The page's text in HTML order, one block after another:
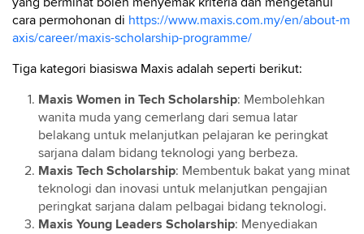
cara permohonan di https://www.maxis.com.my/en/about-m
axis/career/maxis-scholarship-programme/
Tiga kategori biasiswa Maxis adalah seperti berikut:
Maxis Women in Tech Scholarship: Membolehkan
wanita muda yang cemerlang dari semua latar
belakang untuk melanjutkan pelajaran ke peringkat
sarjana dalam bidang teknologi yang berbeza.
Maxis Tech Scholarship: Membentuk bakat yang minat
teknologi dan inovasi untuk melanjutkan pengajian
peringkat sarjana dalam pelbagai bidang teknologi.
Maxis Young Leaders Scholarship: Menyediakan